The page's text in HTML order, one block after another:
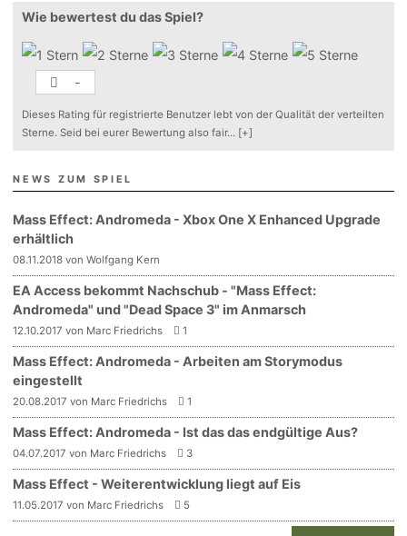
Wie bewertest du das Spiel?
-
Dieses Rating für registrierte Benutzer lebt von der Qualität der verteilten
Sterne. Seid bei eurer Bewertung also fair... [+]
NEWS ZUM SPIEL
Mass Effect: Andromeda - Xbox One X Enhanced Upgrade
erhältlich
08.11.2018 von Wolfgang Kern
EA Access bekommt Nachschub - "Mass Effect:
Andromeda" und "Dead Space 3" im Anmarsch
12.10.2017 von Marc Friedrichs 1
Mass Effect: Andromeda - Arbeiten am Storymodus
eingestellt
20.08.2017 von Marc Friedrichs 1
Mass Effect: Andromeda - Ist das das endgültige Aus?
04.07.2017 von Marc Friedrichs 3
Mass Effect - Weiterentwicklung liegt auf Eis
11.05.2017 von Marc Friedrichs 5